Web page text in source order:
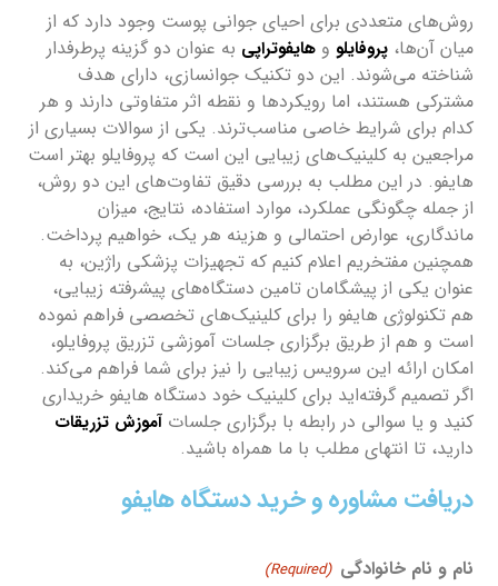
روش‌های متعددی برای احیای جوانی پوست وجود دارد که از
میان آن‌ها،پروفایلو وهایفوتراپی به عنوان دو گزینه پرطرفدار
شناخته می‌شوند. این دو تکنیک جوانسازی، دارای هدف
مشترکی هستند، اما رویکردها و نقطه اثر متفاوتی دارند و هر
کدام برای شرایط خاصی مناسب‌ترند. یکی از سوالات بسیاری از
مراجعین به کلینیک‌های زیبایی این است که پروفایلو بهتر است
هایفو. در این مطلب به بررسی دقیق تفاوت‌های این دو روش،
از جمله چگونگی عملکرد، موارد استفاده، نتایج، میزان
ماندگاری، عوارض احتمالی و هزینه هر یک، خواهیم پرداخت.
همچنین مفتخریم اعلام کنیم که تجهیزات پزشکی راژین، به
عنوان یکی از پیشگامان تامین دستگاه‌های پیشرفته زیبایی،
هم تکنولوژی هایفو را برای کلینیک‌های تخصصی فراهم نموده
است و هم از طریق برگزاری جلسات آموزشی تزریق پروفایلو،
امکان ارائه این سرویس زیبایی را نیز برای شما فراهم می‌کند.
اگر تصمیم گرفته‌اید برای کلینیک خود دستگاه هایفو خریداری
کنید و یا سوالی در رابطه با برگزاری جلساتآموزش تزریقات
دارید، تا انتهای مطلب با ما همراه باشید.
دریافت مشاوره و خرید دستگاه هایفو
نام و نام خانوادگی (Required)